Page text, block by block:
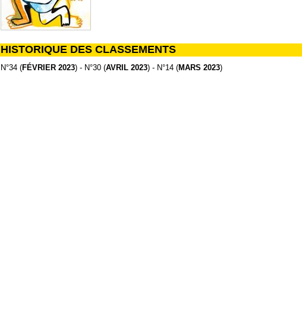
HISTORIQUE DES CLASSEMENTS
N°34 (FÉVRIER 2023) - N°30 (AVRIL 2023) - N°14 (MARS 2023)